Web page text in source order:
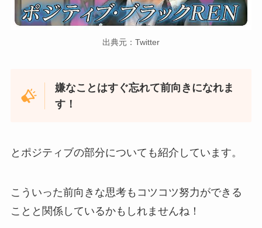
出典元：Twitter
嫌なことはすぐ忘れて前向きになれま
す！
とポジティブの部分についても紹介しています。
こういった前向きな思考もコツコツ努力ができる
ことと関係しているかもしれませんね！